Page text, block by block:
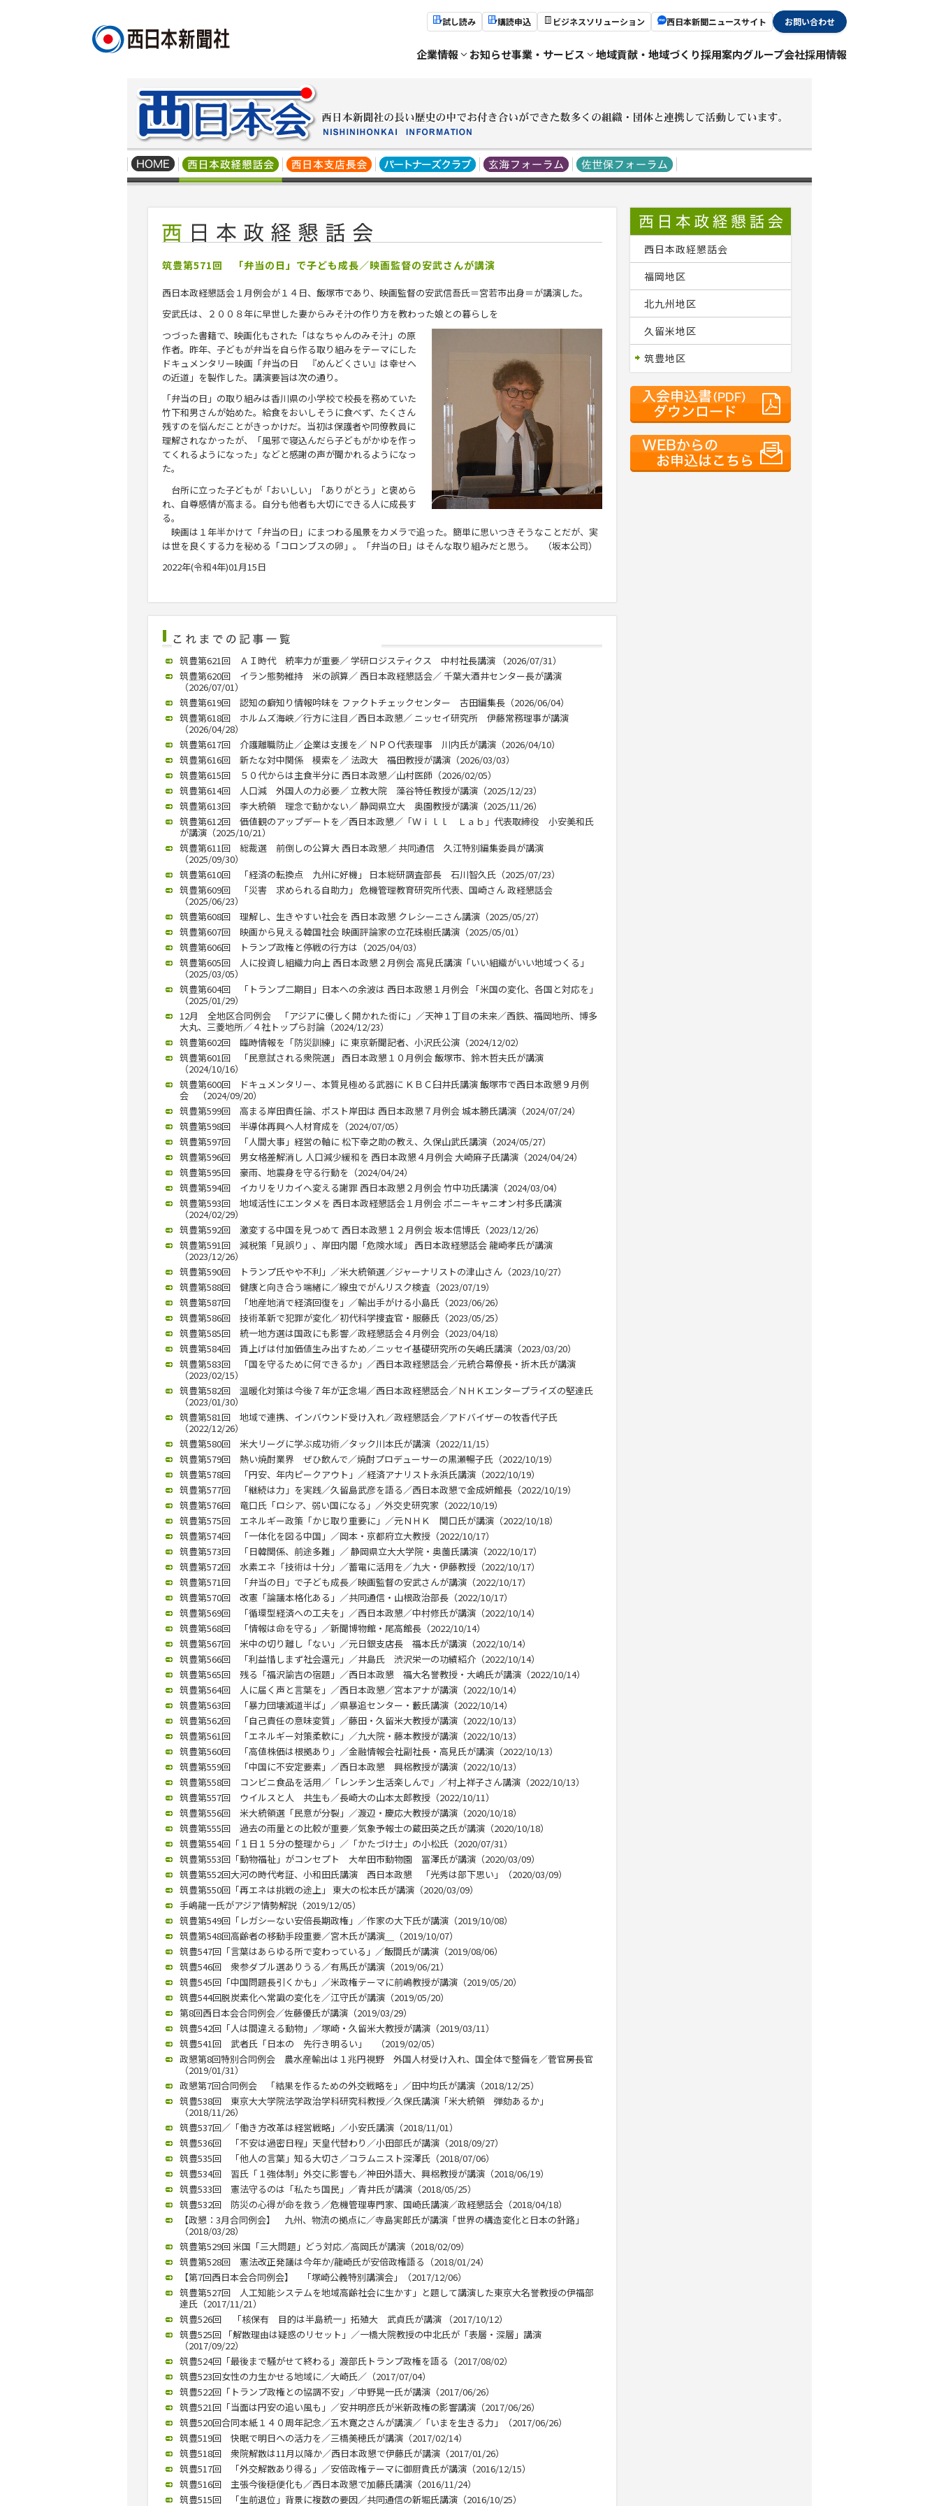
試し読み 購読申込 ビジネスソリューション 西日本新聞ニュースサイト お問い合わせ
企業情報 お知らせ事業・サービス 地域貢献・地域づくり採用案内グループ会社採用情報
筑豊第571回 「弁当の日」で子ども成長／映画監督の安武さんが講演
西日本政経懇話会１月例会が１４日、飯塚市であり、映画監督の安武信吾氏＝宮若市出身＝が講演した。
安武氏は、２００８年に早世した妻からみそ汁の作り方を教わった娘との暮らしを
つづった書籍で、映画化もされた「はなちゃんのみそ汁」の原
作者。昨年、子どもが弁当を自ら作る取り組みをテーマにした
ドキュメンタリー映画「弁当の日 『めんどくさい』は幸せへ
の近道」を製作した。講演要旨は次の通り。
「弁当の日」の取り組みは香川県の小学校で校長を務めていた
竹下和男さんが始めた。給食をおいしそうに食べず、たくさん
残すのを悩んだことがきっかけだ。当初は保護者や同僚教員に
理解されなかったが、「風邪で寝込んだら子どもがかゆを作っ
てくれるようになった」などと感謝の声が聞かれるようになっ
た。
台所に立った子どもが「おいしい」「ありがとう」と褒めら
れ、自尊感情が高まる。自分も他者も大切にできる人に成長す
る。
映画は１年半かけて「弁当の日」にまつわる風景をカメラで追った。簡単に思いつきそうなことだが、実
は世を良くする力を秘める「コロンブスの卵」。「弁当の日」はそんな取り組みだと思う。 （坂本公司）
2022年(令和4年)01月15日
筑豊第621回 ＡＩ時代 統率力が重要／ 学研ロジスティクス 中村社長講演 （2026/07/31）
筑豊第620回 イラン態勢維持 米の誤算／ 西日本政経懇話会／ 千葉大酒井センター長が講演
（2026/07/01）
筑豊第619回 認知の癖知り情報吟味を ファクトチェックセンター 古田編集長（2026/06/04）
筑豊第618回 ホルムズ海峡／行方に注目／西日本政懇／ ニッセイ研究所 伊藤常務理事が講演
（2026/04/28）
筑豊第617回 介護離職防止／企業は支援を／ ＮＰＯ代表理事 川内氏が講演（2026/04/10）
筑豊第616回 新たな対中関係 模索を／ 法政大 福田教授が講演（2026/03/03）
筑豊第615回 ５０代からは主食半分に 西日本政懇／山村医師（2026/02/05）
筑豊第614回 人口減 外国人の力必要／ 立教大院 藻谷特任教授が講演（2025/12/23）
筑豊第613回 李大統領 理念で動かない／ 静岡県立大 奥園教授が講演（2025/11/26）
筑豊第612回 価値観のアップデートを／西日本政懇／「Ｗｉｌｌ Ｌａｂ」代表取締役 小安美和氏
が講演（2025/10/21）
筑豊第611回 総裁選 前倒しの公算大 西日本政懇／ 共同通信 久江特別編集委員が講演
（2025/09/30）
筑豊第610回 「経済の転換点 九州に好機」 日本総研調査部長 石川智久氏（2025/07/23）
筑豊第609回 「災害 求められる自助力」 危機管理教育研究所代表、国崎さん 政経懇話会
（2025/06/23）
筑豊第608回 理解し、生きやすい社会を 西日本政懇 クレシーニさん講演（2025/05/27）
筑豊第607回 映画から見える韓国社会 映画評論家の立花珠樹氏講演（2025/05/01）
筑豊第606回 トランプ政権と停戦の行方は（2025/04/03）
筑豊第605回 人に投資し組織力向上 西日本政懇２月例会 高見氏講演「いい組織がいい地域つくる」
（2025/03/05）
筑豊第604回 「トランプ二期目」日本への余波は 西日本政懇１月例会 「米国の変化、各国と対応を」
（2025/01/29）
12月 全地区合同例会 「アジアに優しく開かれた街に」／天神１丁目の未来／西鉄、福岡地所、博多
大丸、三菱地所／４社トップら討論（2024/12/23）
筑豊第602回 臨時情報を「防災訓練」に 東京新聞記者、小沢氏公演（2024/12/02）
筑豊第601回 「民意試される衆院選」 西日本政懇１０月例会 飯塚市、鈴木哲夫氏が講演
（2024/10/16）
筑豊第600回 ドキュメンタリー、本質見極める武器に ＫＢＣ臼井氏講演 飯塚市で西日本政懇９月例
会 （2024/09/20）
筑豊第599回 高まる岸田責任論、ポスト岸田は 西日本政懇７月例会 城本勝氏講演（2024/07/24）
筑豊第598回 半導体再興へ人材育成を（2024/07/05）
筑豊第597回 「人間大事」経営の軸に 松下幸之助の教え、久保山武氏講演（2024/05/27）
筑豊第596回 男女格差解消し 人口減少緩和を 西日本政懇４月例会 大崎麻子氏講演（2024/04/24）
筑豊第595回 豪雨、地震身を守る行動を（2024/04/24）
筑豊第594回 イカリをリカイへ変える謝罪 西日本政懇２月例会 竹中功氏講演（2024/03/04）
筑豊第593回 地域活性にエンタメを 西日本政経懇話会１月例会 ポニーキャニオン村多氏講演
（2024/02/29）
筑豊第592回 激変する中国を見つめて 西日本政懇１２月例会 坂本信博氏（2023/12/26）
筑豊第591回 減税策「見誤り」、岸田内閣「危険水域」 西日本政経懇話会 龍崎孝氏が講演
（2023/12/26）
筑豊第590回 トランプ氏やや不利」／米大統領選／ジャーナリストの津山さん（2023/10/27）
筑豊第588回 健康と向き合う端緒に／線虫でがんリスク検査（2023/07/19）
筑豊第587回 「地産地消で経済回復を」／輸出手がける小島氏（2023/06/26）
筑豊第586回 技術革新で犯罪が変化／初代科学捜査官・服藤氏（2023/05/25）
筑豊第585回 統一地方選は国政にも影響／政経懇話会４月例会（2023/04/18）
筑豊第584回 賃上げは付加価値生み出すため／ニッセイ基礎研究所の矢嶋氏講演（2023/03/20）
筑豊第583回 「国を守るために何できるか」／西日本政経懇話会／元統合幕僚長・折木氏が講演
（2023/02/15）
筑豊第582回 温暖化対策は今後７年が正念場／西日本政経懇話会／ＮＨＫエンタープライズの堅達氏
（2023/01/30）
筑豊第581回 地域で連携、インバウンド受け入れ／政経懇話会／アドバイザーの牧香代子氏
（2022/12/26）
筑豊第580回 米大リーグに学ぶ成功術／タック川本氏が講演（2022/11/15）
筑豊第579回 熱い焼酎業界 ぜひ飲んで／焼酎プロデューサーの黒瀬暢子氏（2022/10/19）
筑豊第578回 「円安、年内ピークアウト」／経済アナリスト永浜氏講演（2022/10/19）
筑豊第577回 「継続は力」を実践／久留島武彦を語る／西日本政懇で金成妍館長（2022/10/19）
筑豊第576回 竜口氏「ロシア、弱い国になる」／外交史研究家（2022/10/19）
筑豊第575回 エネルギー政策「かじ取り重要に」／元ＮＨＫ 関口氏が講演（2022/10/18）
筑豊第574回 「一体化を図る中国」／岡本・京都府立大教授（2022/10/17）
筑豊第573回 「日韓関係、前途多難」／ 静岡県立大大学院・奥薗氏講演（2022/10/17）
筑豊第572回 水素エネ「技術は十分」／蓄電に活用を／九大・伊藤教授（2022/10/17）
筑豊第571回 「弁当の日」で子ども成長／映画監督の安武さんが講演（2022/10/17）
筑豊第570回 改憲「論議本格化ある」／共同通信・山根政治部長（2022/10/17）
筑豊第569回 「循環型経済への工夫を」／西日本政懇／中村修氏が講演（2022/10/14）
筑豊第568回 「情報は命を守る」／新聞博物館・尾高館長（2022/10/14）
筑豊第567回 米中の切り離し「ない」／元日銀支店長 福本氏が講演（2022/10/14）
筑豊第566回 「利益惜しまず社会還元」／井島氏 渋沢栄一の功績紹介（2022/10/14）
筑豊第565回 残る「福沢諭吉の宿題」／西日本政懇 福大名誉教授・大嶋氏が講演（2022/10/14）
筑豊第564回 人に届く声と言葉を」／西日本政懇／宮本アナが講演（2022/10/14）
筑豊第563回 「暴力団壊滅道半ば」／県暴追センター・藪氏講演（2022/10/14）
筑豊第562回 「自己責任の意味変質」／藤田・久留米大教授が講演（2022/10/13）
筑豊第561回 「エネルギー対策柔軟に」／九大院・藤本教授が講演（2022/10/13）
筑豊第560回 「高値株価は根拠あり」／金融情報会社副社長・高見氏が講演（2022/10/13）
筑豊第559回 「中国に不安定要素」／西日本政懇 興梠教授が講演（2022/10/13）
筑豊第558回 コンビニ食品を活用／「レンチン生活楽しんで」／村上祥子さん講演（2022/10/13）
筑豊第557回 ウイルスと人 共生も／長崎大の山本太郎教授（2022/10/11）
筑豊第556回 米大統領選「民意が分裂」／渡辺・慶応大教授が講演（2020/10/18）
筑豊第555回 過去の雨量との比較が重要／気象予報士の蔵田英之氏が講演（2020/10/18）
筑豊第554回「１日１５分の整理から」／「かたづけ士」の小松氏（2020/07/31）
筑豊第553回「動物福祉」がコンセプト 大牟田市動物園 冨澤氏が講演（2020/03/09）
筑豊第552回大河の時代考証、小和田氏講演 西日本政懇 「光秀は部下思い」（2020/03/09）
筑豊第550回「再エネは挑戦の途上」 東大の松本氏が講演（2020/03/09）
手嶋龍一氏がアジア情勢解説（2019/12/05）
筑豊第549回「レガシーない安倍長期政権」／作家の大下氏が講演（2019/10/08）
筑豊第548回高齢者の移動手段重要／宮木氏が講演＿（2019/10/07）
筑豊547回「言葉はあらゆる所で変わっている」／飯間氏が講演（2019/08/06）
筑豊546回 衆参ダブル選ありうる／有馬氏が講演（2019/06/21）
筑豊545回「中国問題長引くかも」／米政権テーマに前嶋教授が講演（2019/05/20）
筑豊544回脱炭素化へ常識の変化を／江守氏が講演（2019/05/20）
第8回西日本会合同例会／佐藤優氏が講演（2019/03/29）
筑豊542回「人は間違える動物」／塚崎・久留米大教授が講演（2019/03/11）
筑豊541回 武者氏「日本の 先行き明るい」 （2019/02/05）
政懇第8回特別合同例会 農水産輸出は１兆円視野 外国人材受け入れ、国全体で整備を／菅官房長官
（2019/01/31）
政懇第7回合同例会 「結果を作るための外交戦略を」／田中均氏が講演（2018/12/25）
筑豊538回 東京大大学院法学政治学科研究科教授／久保氏講演「米大統領 弾劾あるか」
（2018/11/26）
筑豊537回／「働き方改革は経営戦略」／小安氏講演（2018/11/01）
筑豊536回 「不安は過密日程」天皇代替わり／小田部氏が講演（2018/09/27）
筑豊535回 「他人の言葉」知る大切さ／コラムニスト深澤氏（2018/07/06）
筑豊534回 習氏「１強体制」外交に影響も／神田外語大、興梠教授が講演（2018/06/19）
筑豊533回 憲法守るのは「私たち国民」／青井氏が講演（2018/05/25）
筑豊532回 防災の心得が命を救う／危機管理専門家、国崎氏講演／政経懇話会（2018/04/18）
【政懇：3月合同例会】 九州、物流の拠点に／寺島実郎氏が講演「世界の構造変化と日本の針路」
（2018/03/28）
筑豊第529回 米国「三大問題」どう対応／高岡氏が講演（2018/02/09）
筑豊第528回 憲法改正発議は今年か/龍崎氏が安倍政権語る（2018/01/24）
【第7回西日本会合同例会】 「塚崎公義特別講演会」（2017/12/06）
筑豊第527回 人工知能システムを地域高齢社会に生かす」と題して講演した東京大名誉教授の伊福部
達氏（2017/11/21）
筑豊526回 「核保有 目的は半島統一」拓殖大 武貞氏が講演 （2017/10/12）
筑豊525回 「解散理由は疑惑のリセット」／一橋大院教授の中北氏が「表層・深層」講演
（2017/09/22）
筑豊524回「最後まで騒がせて終わる」渡部氏トランプ政権を語る（2017/08/02）
筑豊523回女性の力生かせる地域に／大崎氏／（2017/07/04）
筑豊522回「トランプ政権との協調不安」／中野晃一氏が講演（2017/06/26）
筑豊521回「当面は円安の追い風も」／安井明彦氏が米新政権の影響講演（2017/06/26）
筑豊520回合同本紙１４０周年記念／五木寛之さんが講演／「いまを生きる力」（2017/06/26）
筑豊519回 快眠で明日への活力を／三橋美穂氏が講演（2017/02/14）
筑豊518回 衆院解散は11月以降か／西日本政懇で伊藤氏が講演（2017/01/26）
筑豊517回 「外交解散あり得る」／安倍政権テーマに御厨貴氏が講演（2016/12/15）
筑豊516回 主張今後穏便化も／西日本政懇で加藤氏講演（2016/11/24）
筑豊515回 「生前退位」背景に複数の要因／共同通信の新堀氏講演（2016/10/25）
西日本政経懇話会
福岡地区
北九州地区
久留米地区
筑豊地区